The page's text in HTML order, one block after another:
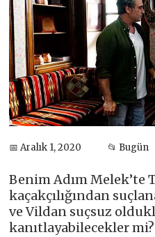
📅 Aralık 1, 2020 📂 Bugün
Benim Adım Melek’te
kaçakçılığından
ve Vildan suçsuz
kanıtlayabilecekler mi?